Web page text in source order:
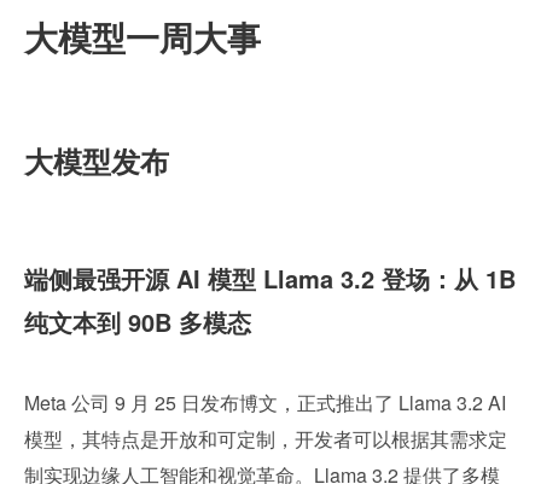
大模型一周大事
大模型发布
端侧最强开源 AI 模型 Llama 3.2 登场：从 1B
纯文本到 90B 多模态
Meta 公司 9 月 25 日发布博文，正式推出了 Llama 3.2 AI
模型，其特点是开放和可定制，开发者可以根据其需求定
制实现边缘人工智能和视觉革命。Llama 3.2 提供了多模